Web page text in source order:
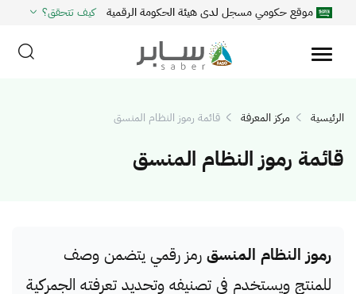
موقع حكومي مسجل لدى هيئة الحكومة الرقمية كيف تتحقق؟
الرئيسية مركز المعرفة قائمة رموز النظام المنسق
قائمة رموز النظام المنسق
رموز النظام المنسق رمز رقمي يتضمن وصف
للمنتج ويستخدم في تصنيفه وتحديد تعرفته الجمركية